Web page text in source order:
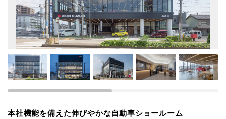
本社機能を備えた伸びやかな自動車ショールーム